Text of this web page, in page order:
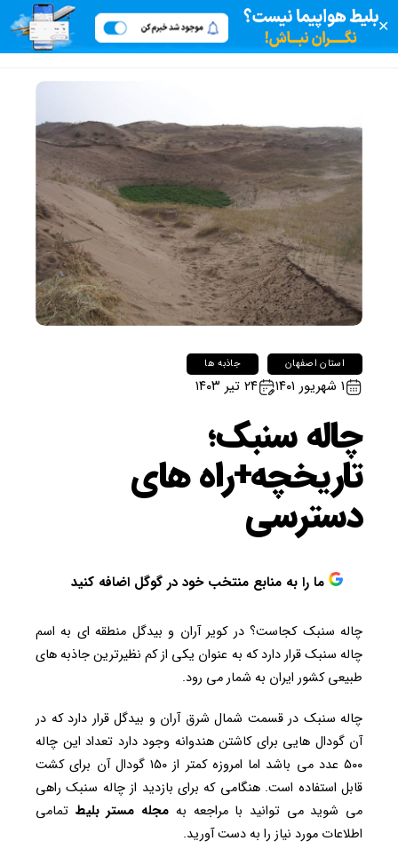
✕
استان اصفهان جاذبه ها
۱ شهریور ۱۴۰۱ ۲۴ تیر ۱۴۰۳
چاله سنبک؛
تاریخچه+راه های
دسترسی
ما را به منابع منتخب خود در گوگل اضافه کنید
چاله سنبک کجاست؟ در کویر آران و بیدگل منطقه ای به اسم
چاله سنبک قرار دارد که به عنوان یکی از کم نظیرترین جاذبه های
طبیعی کشور ایران به شمار می رود.
چاله سنبک در قسمت شمال شرق آران و بیدگل قرار دارد که در
آن گودال هایی برای کاشتن هندوانه وجود دارد تعداد این چاله
۵۰۰ عدد می باشد اما امروزه کمتر از ۱۵۰ گودال آن برای کشت
قابل استفاده است. هنگامی که برای بازدید از چاله سنبک راهی
می شوید می توانید با مراجعه به مجله مستر بلیط تمامی
اطلاعات مورد نیاز را به دست آورید.